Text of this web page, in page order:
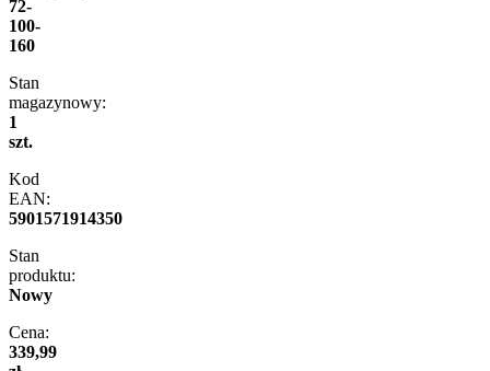
72-
100-
160
Stan
magazynowy:
1
szt.
Kod
EAN:
5901571914350
Stan
produktu:
Nowy
Cena:
339,99